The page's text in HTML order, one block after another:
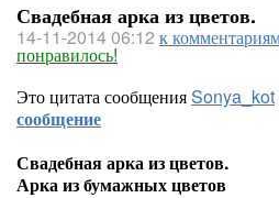
Свадебная арка из цветов.
14-11-2014 06:12 к
понравилось!
Это цитата сообщенияSonya_kot
сообщение
Свадебная арка из цветов.
Арка из бумажных цветов